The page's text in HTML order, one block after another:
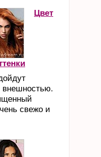
Цвет
внешностью.
свежо и